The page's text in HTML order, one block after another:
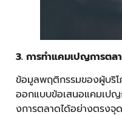
3. การทำแคมเปญการตล
ข้อมูลพฤติกรรมของผู้บริโ
ออกแบบข้อเสนอแคมเปญ
งการตลาดได้อย่างตรงจุ